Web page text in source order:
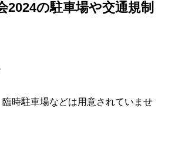
2024の駐車場や交通規制
時駐車場などは用意されていませ